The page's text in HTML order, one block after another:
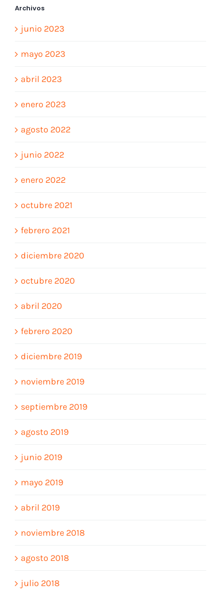
Archivos
junio 2023
mayo 2023
abril 2023
enero 2023
agosto 2022
junio 2022
enero 2022
octubre 2021
febrero 2021
diciembre 2020
octubre 2020
abril 2020
febrero 2020
diciembre 2019
noviembre 2019
septiembre 2019
agosto 2019
junio 2019
mayo 2019
abril 2019
noviembre 2018
agosto 2018
julio 2018